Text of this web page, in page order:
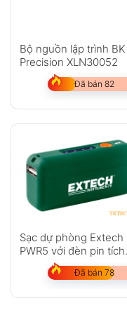
Bộ nguồn lập trình BK
Precision XLN30052
Đã bán 82
Sạc dự phòng Extech
PWR5 với đèn pin tích
Đã bán 78